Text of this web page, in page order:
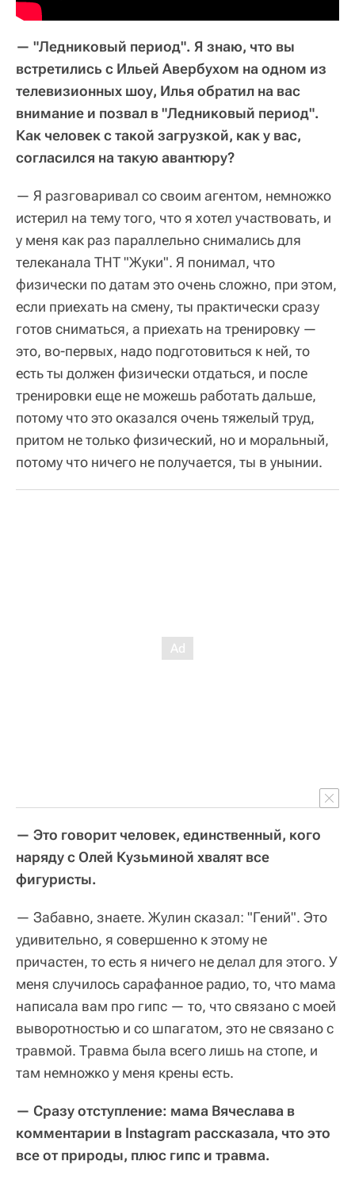
— "Ледниковый период". Я знаю, что вы
встретились с Ильей Авербухом на одном из
телевизионных шоу, Илья обратил на вас
внимание и позвал в "Ледниковый период".
Как человек с такой загрузкой, как у вас,
согласился на такую авантюру?
— Я разговаривал со своим агентом, немножко
истерил на тему того, что я хотел участвовать, и
у меня как раз параллельно снимались для
телеканала ТНТ "Жуки". Я понимал, что
физически по датам это очень сложно, при этом,
если приехать на смену, ты практически сразу
готов сниматься, а приехать на тренировку —
это, во-первых, надо подготовиться к ней, то
есть ты должен физически отдаться, и после
тренировки еще не можешь работать дальше,
потому что это оказался очень тяжелый труд,
притом не только физический, но и моральный,
потому что ничего не получается, ты в унынии.
— Это говорит человек, единственный, кого
наряду с Олей Кузьминой хвалят все
фигуристы.
— Забавно, знаете. Жулин сказал: "Гений". Это
удивительно, я совершенно к этому не
причастен, то есть я ничего не делал для этого. У
меня случилось сарафанное радио, то, что мама
написала вам про гипс — то, что связано с моей
выворотностью и со шпагатом, это не связано с
травмой. Травма была всего лишь на стопе, и
там немножко у меня крены есть.
— Сразу отступление: мама Вячеслава в
комментарии в Instagram рассказала, что это
все от природы, плюс гипс и травма.